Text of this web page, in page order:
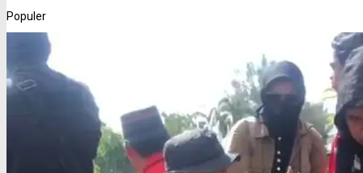
Populer